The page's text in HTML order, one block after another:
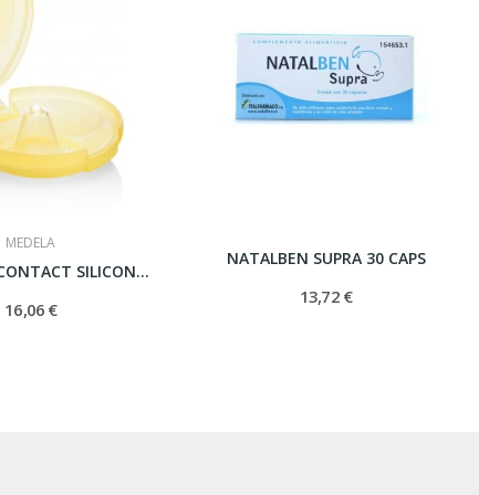
MEDELA
PEZONERA CONTACT SILICONA T- M 20 MM 2 U
16,06 €
NATALBEN SUPRA 30 CAPS
13,72 €